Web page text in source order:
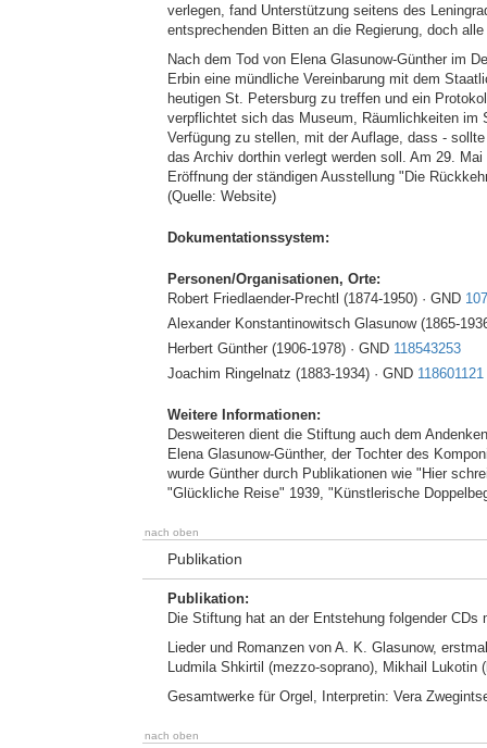
verlegen, fand Unterstützung seitens des
entsprechenden Bitten an die Regierung, doch
Nach dem Tod von Elena Glasunow-Günther im
Erbin eine mündliche Vereinbarung mit dem
heutigen St. Petersburg zu treffen und ein
verpflichtet sich das Museum, Räumlichkeiten im
Verfügung zu stellen, mit der Auflage, dass -
das Archiv dorthin verlegt werden soll. Am 29.
Eröffnung der ständigen Ausstellung "Die
(Quelle: Website)
Dokumentationssystem:
Personen/Organisationen, Orte:
Robert Friedlaender-Prechtl (1874-1950) · GND
Alexander Konstantinowitsch Glasunow (1865-
Herbert Günther (1906-1978) · GND 118543253
Joachim Ringelnatz (1883-1934) · GND 118601121
Weitere Informationen:
Desweiteren dient die Stiftung auch dem
Elena Glasunow-Günther, der Tochter des
wurde Günther durch Publikationen wie "Hier
"Glückliche Reise" 1939, "Künstlerische
nach oben
Publikation
Publikation:
Die Stiftung hat an der Entstehung folgender
Lieder und Romanzen von A. K. Glasunow,
Ludmila Shkirtil (mezzo-soprano), Mikhail Lukotin
Gesamtwerke für Orgel, Interpretin: Vera
nach oben